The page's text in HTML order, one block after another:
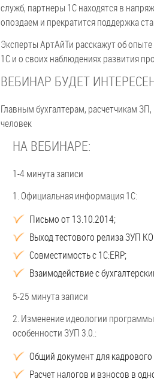
служб, партнеры 1С находятся в
опоздаем и прекратится поддержка
Эксперты АртАйТи расскажут об
1С и о своих наблюдениях развития
ВЕБИНАР БУДЕТ
Главным бухгалтерам, расчетчикам
человек
НА ВЕБИНАРЕ:
1-4 минута записи
1. Официальная информация 1С:
Письмо от 13.10.2014;
Выход тестового релиза ЗУП
Совместимость с 1C:ERP;
Взаимодействие с
5-25 минута записи
2. Изменение идеологии
особенности ЗУП 3.0.:
Общий документ для
Расчет налогов и взносов в